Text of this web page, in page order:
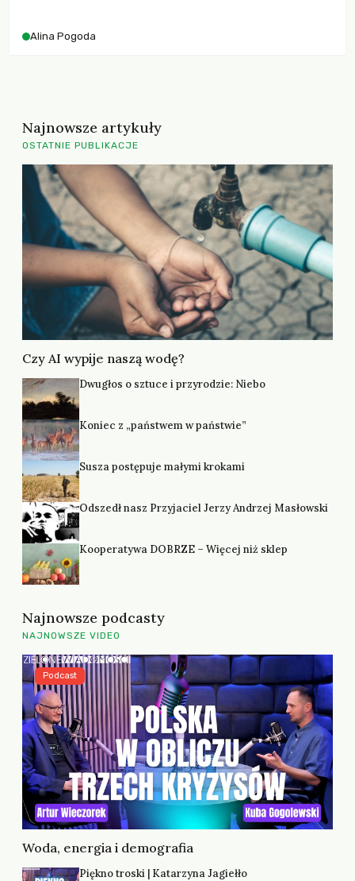
Alina Pogoda
Najnowsze artykuły
OSTATNIE PUBLIKACJE
Czy AI wypije naszą wodę?
Dwugłos o sztuce i przyrodzie: Niebo
Koniec z „państwem w państwie”
Susza postępuje małymi krokami
Odszedł nasz Przyjaciel Jerzy Andrzej Masłowski
Kooperatywa DOBRZE – Więcej niż sklep
Najnowsze podcasty
NAJNOWSZE VIDEO
Woda, energia i demografia
Podcast
Piękno troski | Katarzyna Jagiełło